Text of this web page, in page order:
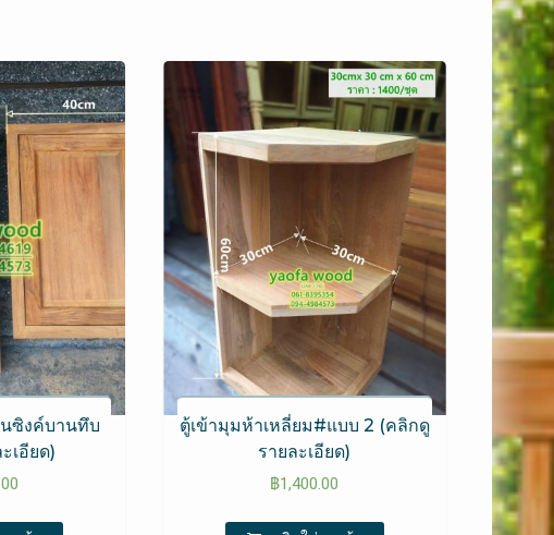
ซิงค์บานทึบ
เอียด)
ตู้เข้ามุมห้าเหลี่ยม#แบบ 2 (คลิกดู
รายละเอียด)
฿1,400.00